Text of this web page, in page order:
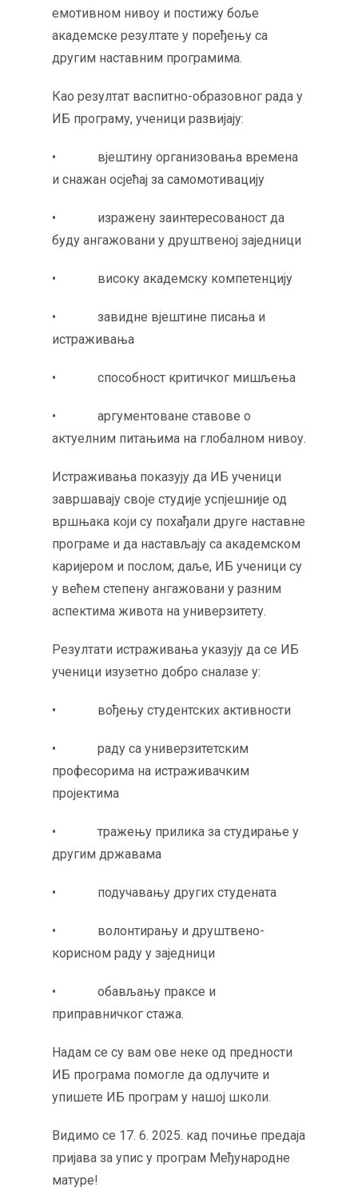
емотивном нивоу и постижу боље
академске резултате у поређењу са
другим наставним програмима.
Као резултат васпитно-образовног рада у
ИБ програму, ученици развијају:
• вјештину организовања времена
и снажан осјећај за самомотивацију
• изражену заинтересованост да
буду ангажовани у друштвеној заједници
• високу академску компетенцију
• завидне вјештине писања и
истраживања
• способност критичког мишљења
• аргументоване ставове о
актуелним питањима на глобалном нивоу.
Истраживања показују да ИБ ученици
завршавају своје студије успјешније од
вршњака који су похађали друге наставне
програме и да настављају са академском
каријером и послом; даље, ИБ ученици су
у већем степену ангажовани у разним
аспектима живота на универзитету.
Резултати истраживања указују да се ИБ
ученици изузетно добро сналазе у:
• вођењу студентских активности
• раду са универзитетским
професорима на истраживачким
пројектима
• тражењу прилика за студирање у
другим државама
• подучавању других студената
• волонтирању и друштвено-
корисном раду у заједници
• обављању праксе и
приправничког стажа.
Надам се су вам ове неке од предности
ИБ програма помогле да одлучите и
упишете ИБ програм у нашој школи.
Видимо се 17. 6. 2025. кад почиње предаја
пријава за упис у програм Међународне
матуре!